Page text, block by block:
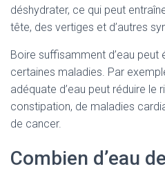
déshydrater, ce qui peut
tête, des vertiges et d’autres
Boire suffisamment d’eau
certaines maladies. Par
adéquate d’eau peut réduire le
constipation, de maladies
de cancer.
Combien d’eau